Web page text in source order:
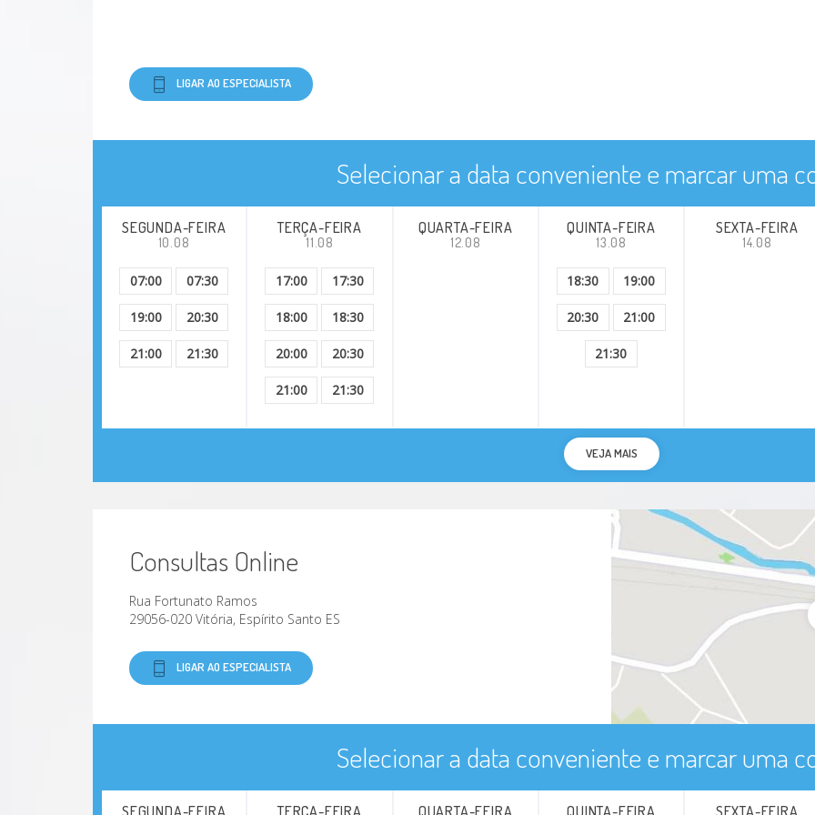
LIGAR AO ESPECIALISTA
Selecionar a data conveniente e marcar uma
SEGUNDA-FEIRA
10.08
07:00 07:30
19:00 20:30
21:00 21:30
TERÇA-FEIRA
11.08
17:00 17:30
18:00 18:30
20:00 20:30
21:00 21:30
QUARTA-FEIRA
12.08
QUINTA-FEIRA
13.08
18:30 19:00
20:30 21:00
21:30
SEXTA-FEIRA
14.08
VEJA MAIS
Consultas Online
Rua Fortunato Ramos
29056-020 Vitória, Espírito Santo ES
LIGAR AO ESPECIALISTA
Selecionar a data conveniente e marcar uma
SEGUNDA-FEIRA TERÇA-FEIRA QUARTA-FEIRA QUINTA-FEIRA SEXTA-FEIRA